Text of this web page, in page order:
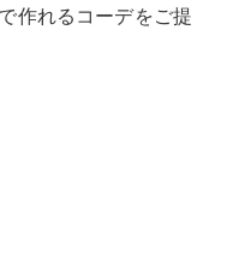
作れるコーデをご提